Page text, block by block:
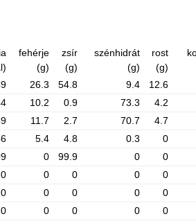
fehérje
(g)
zsír
(g)
szénhidrát
(g)
rost
(g)
26.3 54.8 9.4 12.6
10.2 0.9 73.3 4.2
11.7 2.7 70.7 4.7
5.4 4.8 0.3 0
0 99.9 0 0
0 0 0 0 0
0 0 0 0 0
0 0 0 0 0